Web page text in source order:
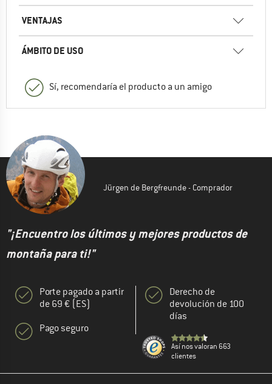
VENTAJAS
ÁMBITO DE USO
Sí, recomendaría el producto a un amigo
Jürgen de Bergfreunde - Comprador
"¡Encuentro los últimos y mejores productos de
montaña para ti!"
Porte pagado a partir
de 69 € (ES)
Pago seguro
Derecho de
devolución de 100
días
Así nos valoran 663
clientes